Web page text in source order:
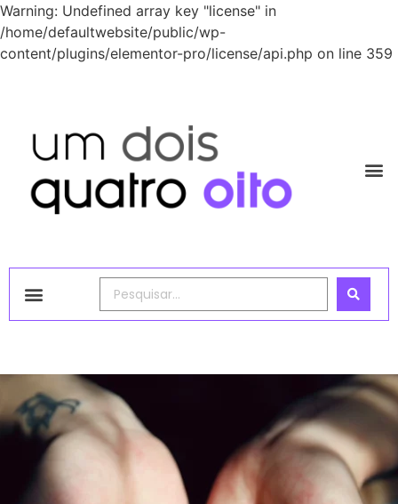
Warning: Undefined array key "license" in
/home/defaultwebsite/public/wp-
content/plugins/elementor-pro/license/api.php on line 359